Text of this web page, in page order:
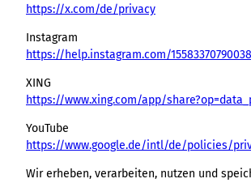
https://x.com/de/privacy
Instagram
https://help.instagram.com/
XING
https://www.xing.com/app/
YouTube
https://www.google.de/intl/de/policies/
Wir erheben, verarbeiten, nutzen und